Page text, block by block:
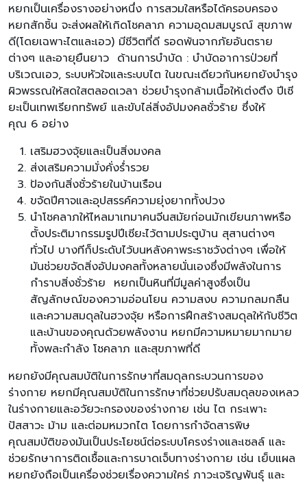
หยกเป็นเครื่องรางอย่างหนึ่ง การสวมใสหรือได้ครอบครอง
หยกสักชิ้น จะส่งผลให้เกิดโชคลาภ ความอุดมสมบูรณ์ สุขภาพ
ดี(โดยเฉพาะไตและเอว) มีชีวิตที่ดี รอดพ้นจากภัยอันตราย
ต่างๆ และอายุยืนยาว ด้านการบำบัด : บำบัดอาการป่วยที่
บริเวณเอว, ระบบหัวใจและระบบไต ในขณะเดียวกันหยกยังบำรุง
ผิวพรรณให้สดใสตลอดเวลา ช่วยบำรุงกล้ามเนื้อให้เต่งตึง ปีเซี
ยะเป็นเทพเรียกทรัพย์ และขับไล่สิ่งอัปมงคลชั่วร้าย ซึ่งให้
คุณ 6 อย่าง
เสริมฮวงจุ้ยและเป็นสิ่งมงคล
ส่งเสริมความมั่งคั่งร่ำรวย
ป้องกันสิ่งชั่วร้ายในบ้านเรือน
ขจัดปีศาจและอุปสรรค์ความยุ่งยากทั้งปวง
นำโชคลาภให้ไหลมาเทมาคนจีนสมัยก่อนมักเขียนภาพหรือ
ตั้งประติมากรรมรูปปีเซียะไว้ตามประตูบ้าน สุสานต่างๆ
ทั่วไป บางทีก็ประดับไว้บนหลังคาพระราชวังต่างๆ เพื่อให้
มันช่วยขจัดสิ่งอัปมงคลทั้งหลายนั่นเองซึ่งมีพลังในการ
กำราบสิ่งชั่วร้าย หยกเป็นหินที่มีมูลค่าสูงซึ่งเป็น
สัญลักษณ์ของความอ่อนโยน ความสงบ ความกลมกลืน
และความสมดุลในฮวงจุ้ย หรือการฝึกสร้างสมดุลให้กับชีวิต
และบ้านของคุณด้วยพลังงาน หยกมีความหมายมากมาย
ทั้งพละกำลัง โชคลาภ และสุขภาพที่ดี
หยกยังมีคุณสมบัติในการรักษาที่สมดุลกระบวนการของ
ร่างกาย หยกมีคุณสมบัติในการรักษาที่ช่วยปรับสมดุลของเหลว
ในร่างกายและอวัยวะกรองของร่างกาย เช่น ไต กระเพาะ
ปัสสาวะ ม้าม และต่อมหมวกไต โดยการกำจัดสารพิษ
คุณสมบัติของมันเป็นประโยชน์ต่อระบบโครงร่างและเซลล์ และ
ช่วยรักษาการติดเชื้อและการบาดเจ็บทางร่างกาย เช่น เย็บแผล
หยกยังถือเป็นเครื่องช่วยเรื่องความใคร่ ภาวะเจริญพันธุ์ และ